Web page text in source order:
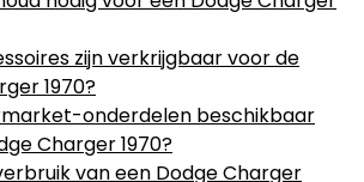
zijn verkrijgbaar voor de
1970?
onderdelen beschikbaar
Charger 1970?
van een Dodge Charger